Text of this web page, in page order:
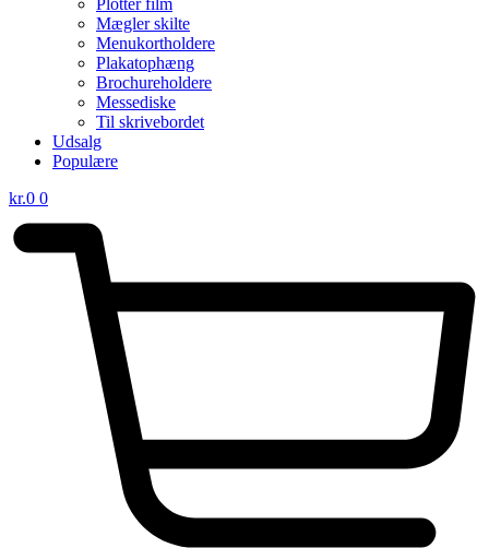
Mægler skilte
Menukortholdere
Plakatophæng
Brochureholdere
Messediske
Til skrivebordet
Udsalg
Populære
kr.0 0